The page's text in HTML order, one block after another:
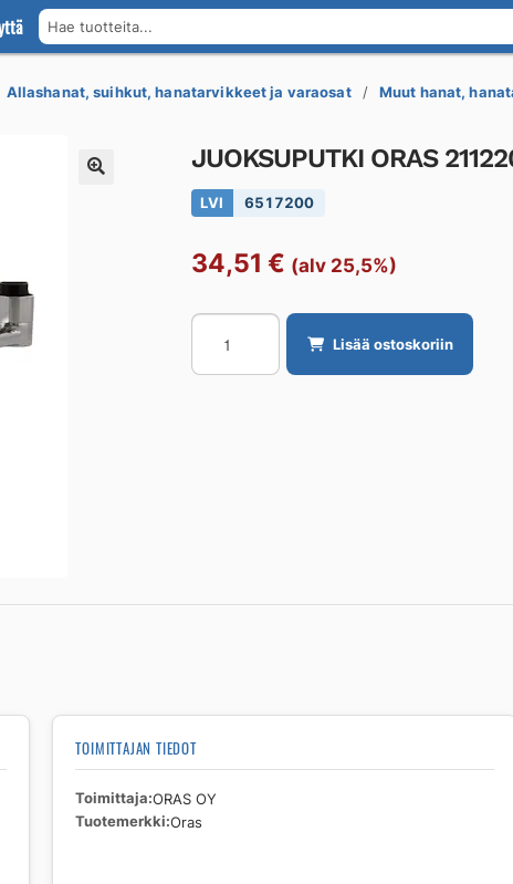
Hae tuotteita...
Allashanat, suihkut, hanatarvikkeet ja varaosat Muut hanat,
JUOKSUPUTKI ORAS
LVI 6517200
34,51 € (alv 25,5%)
JUOKSUPUTKI
ORAS
211220
Lisää ostoskoriin
TOIMITTAJAN TIEDOT
Toimittaja ORAS OY
Tuotemerkki Oras